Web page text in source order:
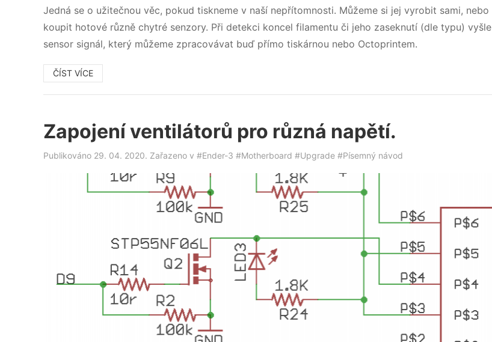
Jedná se o užitečnou věc, pokud tiskneme v naší nepřítomnosti. Můžeme si jej vyrobit sami, nebo
koupit hotové různě chytré senzory. Při detekci koncel filamentu či jeho zaseknutí (dle typu) vyšle
sensor signál, který můžeme zpracovávat buď přímo tiskárnou nebo Octoprintem.
ČÍST VÍCE
Zapojení ventilátorů pro různá napětí.
Publikováno 29. 04. 2020. Zařazeno v #Ender-3 #Motherboard #Upgrade #Písemný návod